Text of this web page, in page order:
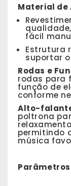
Material de
fácil
Estrutura
suportar
Rodas e
rodas para
função de
conforme
Alto-
poltrona
permitindo
música